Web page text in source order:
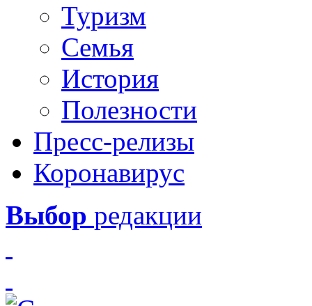
Туризм
Семья
История
Полезности
Пресс-релизы
Коронавирус
Выбор редакции